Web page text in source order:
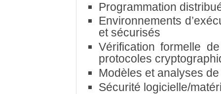
Programmation
Environnements
et sécurisés
Vérification formelle
protocoles
Modèles et analyses
Sécurité logicielle/